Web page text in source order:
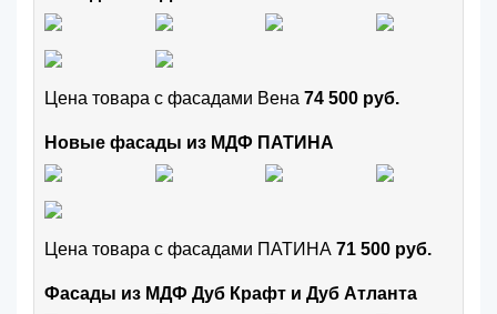
Цена товара с фасадами Вена 74 500 руб.
Новые фасады из МДФ ПАТИНА
Цена товара с фасадами ПАТИНА 71 500 руб.
Фасады из МДФ Дуб Крафт и Дуб Атланта